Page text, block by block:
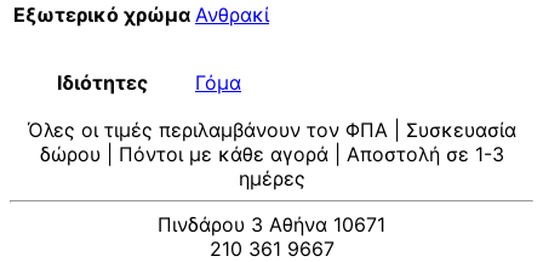
Εξωτερικό χρώμα Ανθρακί
Ιδιότητες
Γόμα
Όλες οι τιμές περιλαμβάνουν τον ΦΠΑ | Συσκευασία
δώρου | Πόντοι με κάθε αγορά | Αποστολή σε 1-3
ημέρες
Πινδάρου 3 Αθήνα 10671
210 361 9667